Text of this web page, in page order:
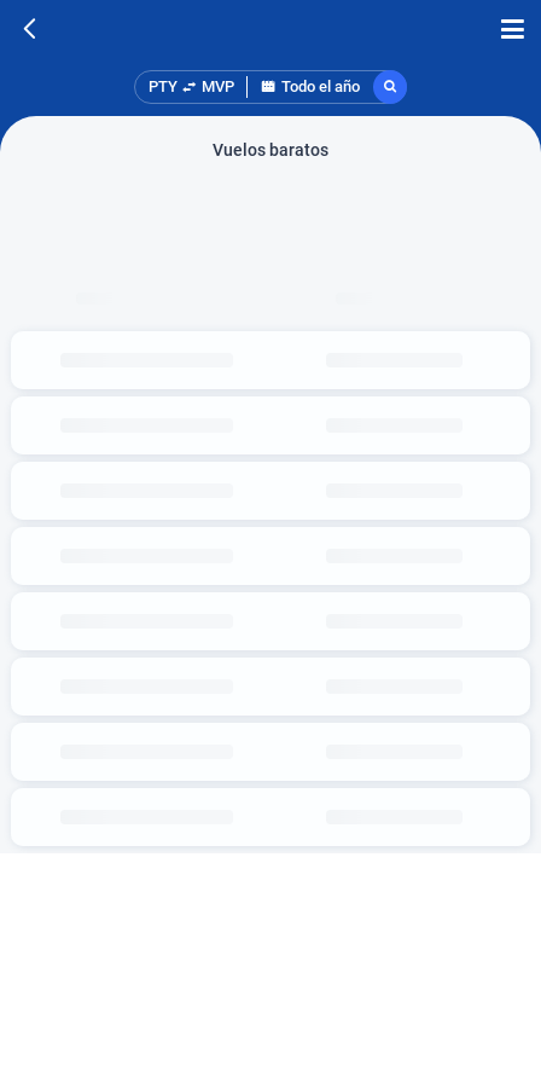
PTY MVP Todo el año
Vuelos baratos